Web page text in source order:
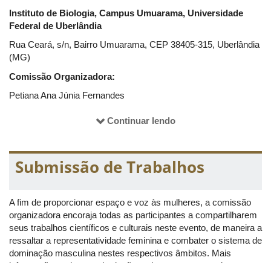
Instituto de Biologia, Campus Umuarama, Universidade
Federal de Uberlândia
Rua Ceará, s/n, Bairro Umuarama, CEP 38405-315, Uberlândia
(MG)
Comissão Organizadora:
Petiana Ana Júnia Fernandes
Comissão de Divulgação:
Petiana Brennda Valyery de Souza
Petiana Fernanda Oliveira Rodrigues
Petiana Isabella Dias de Oliveira
Petiano Kelvin Oliveira dos Santos
Continuar lendo
Submissão de Trabalhos
A fim de proporcionar espaço e voz às mulheres, a comissão
organizadora encoraja todas as participantes a compartilharem
seus trabalhos científicos e culturais neste evento, de maneira a
ressaltar a representatividade feminina e combater o sistema de
dominação masculina nestes respectivos âmbitos. Mais